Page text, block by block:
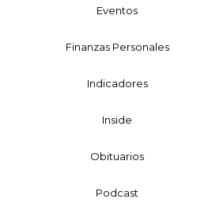
Eventos
Finanzas Personales
Indicadores
Inside
Obituarios
Podcast